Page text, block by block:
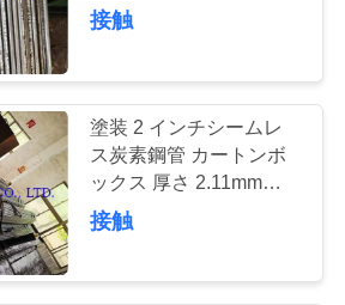
ン管
22
接触
塗装 2 インチシームレ
ス炭素鋼管 カートンボ
ックス 厚さ 2.11mm
ASTM A192
接触